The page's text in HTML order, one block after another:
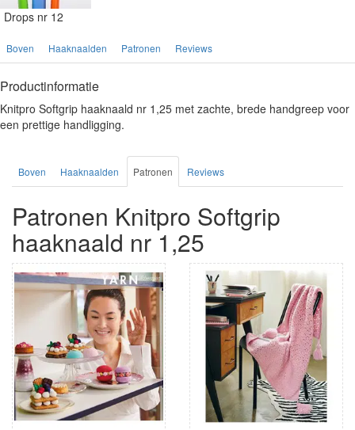
Drops nr 12
Boven Haaknaalden Patronen Reviews
Productinformatie
Knitpro Softgrip haaknaald nr 1,25 met zachte, brede handgreep voor
een prettige handligging.
Boven Haaknaalden Patronen Reviews
Patronen Knitpro Softgrip
haaknaald nr 1,25